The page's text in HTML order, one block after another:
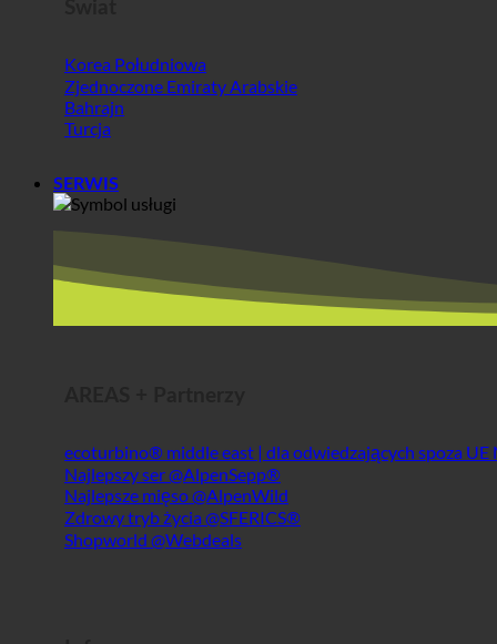
Korea Południowa
Zjednoczone Emiraty Arabskie
Bahrajn
Turcja
SERWIS
ecoturbino® middle east | dla odwiedzających spoza UE
Najlepszy ser @AlpenSepp®
Najlepsze mięso @AlpenWild
Zdrowy tryb życia @SFERICS®
Shopworld @Webdeals